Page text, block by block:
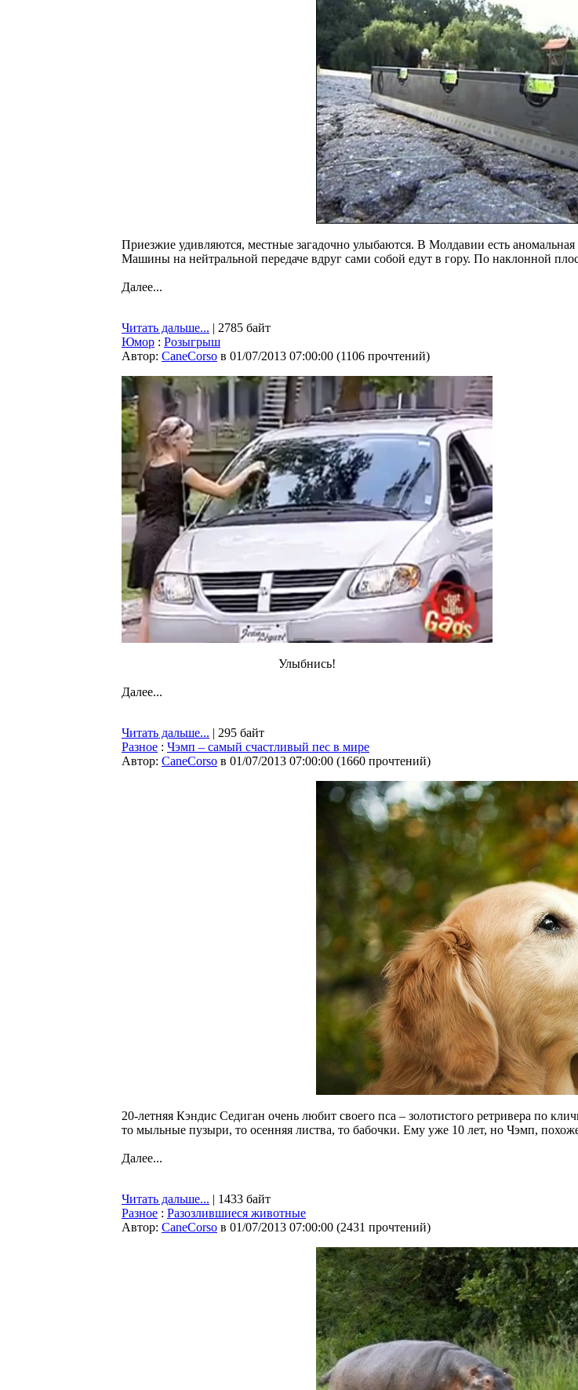
Приезжие удивляются, местные загадочно улыбаются. В Молдавии есть
Машины на нейтральной передаче вдруг сами собой едут в гору. По наклонной
Далее...
Читать дальше... | 2785 байт
Юмор : Розыгрыш
Автор: CaneCorso в 01/07/2013 07:00:00 (1106 прочтений)
Улыбнись!
Далее...
Читать дальше... | 295 байт
Разное : Чэмп – самый счастливый пес в мире
Автор: CaneCorso в 01/07/2013 07:00:00 (1660 прочтений)
20-летняя Кэндис Седиган очень любит своего пса – золотистого ретривера по
то мыльные пузыри, то осенняя листва, то бабочки. Ему уже 10 лет, но Чэмп,
Далее...
Читать дальше... | 1433 байт
Разное : Разозлившиеся животные
Автор: CaneCorso в 01/07/2013 07:00:00 (2431 прочтений)